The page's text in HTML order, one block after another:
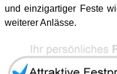
und einzigartiger Feste
weiterer Anlässe.